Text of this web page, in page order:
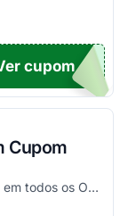
DO10
cupom
Cupom
Aproveite esse voucher e economize 20% em todos os One Shot disponíveis. Consulte exceções no site e economize!